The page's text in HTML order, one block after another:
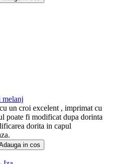
melanj
un croi excelent , imprimat cu
poate fi modificat dupa dorinta
dorita in capul
in cos